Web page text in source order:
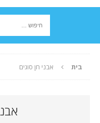
בית אבני חן סוגים